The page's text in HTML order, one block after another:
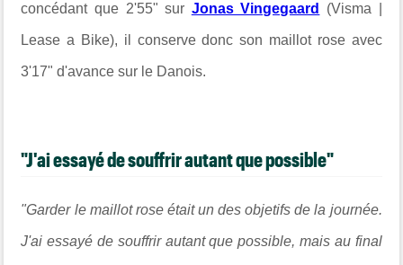
concédant que 2'55" sur Jonas Vingegaard (Visma |
Lease a Bike), il conserve donc son maillot rose avec
3'17" d'avance sur le Danois.
"J'ai essayé de souffrir autant que possible"
"Garder le maillot rose était un des objetifs de la journée.
J'ai essayé de souffrir autant que possible, mais au final